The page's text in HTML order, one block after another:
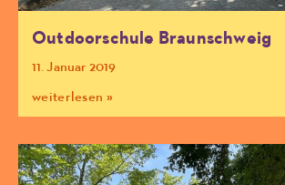
Outdoorschule Braunschweig
11. Januar 2019
weiterlesen »